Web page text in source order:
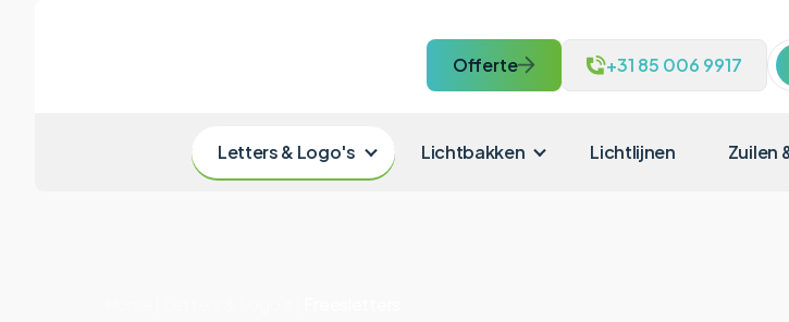
Offerte +31 85 006 9917
Letters & Logo's Lichtbakken Lichtlijnen Zuilen